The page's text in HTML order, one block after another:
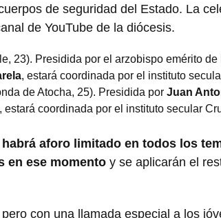
de seguridad del Estado. La
de YouTube de la diócesis.
23). Presidida por el arzobispo emérito de
, estará coordinada por el instituto
de Atocha, 25). Presidida por Juan
coordinada por el instituto secular
habrá aforo limitado en todos los
en ese momentoy se aplicarán el
con una llamada especial a los